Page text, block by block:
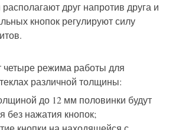
друг напротив друга и
кнопок регулируют силу
четыре режима работы для
различной толщины:
до 12 мм половинки будут
без нажатия кнопок;